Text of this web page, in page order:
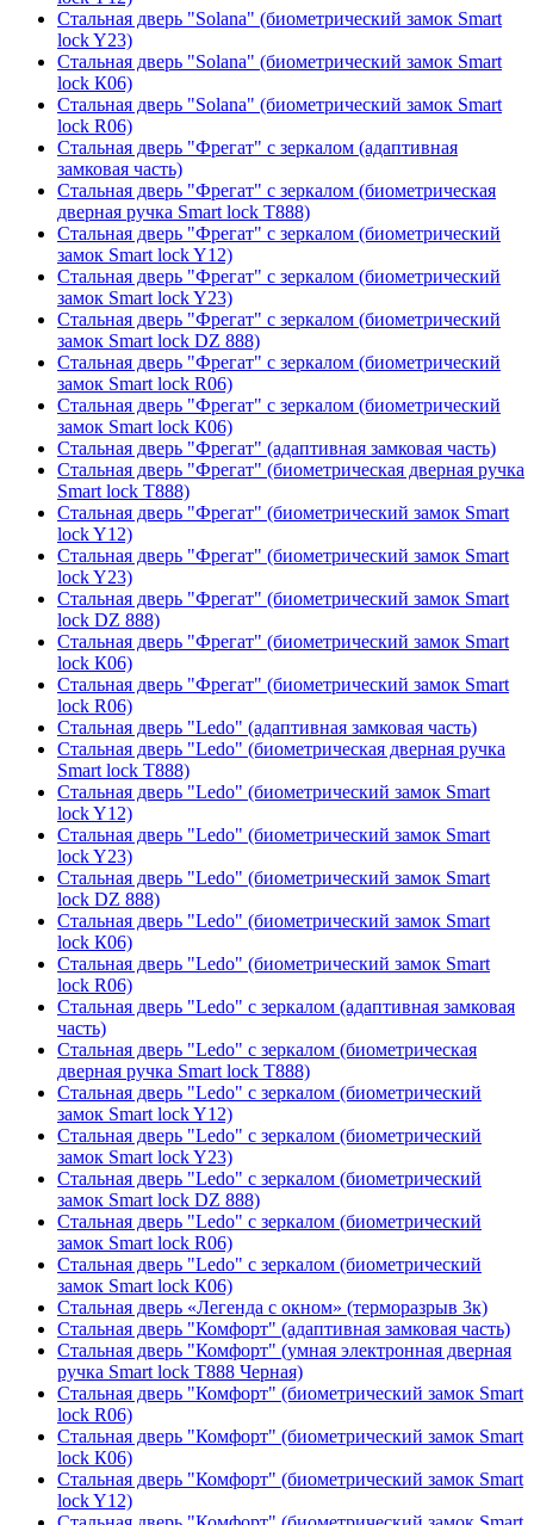
Стальная дверь "Solana" (биометрический замок Smart
lock Y23)
Стальная дверь "Solana" (биометрический замок Smart
lock К06)
Стальная дверь "Solana" (биометрический замок Smart
lock R06)
Стальная дверь "Фрегат" с зеркалом (адаптивная
замковая часть)
Стальная дверь "Фрегат" с зеркалом (биометрическая
дверная ручка Smart lock T888)
Стальная дверь "Фрегат" с зеркалом (биометрический
замок Smart lock Y12)
Стальная дверь "Фрегат" с зеркалом (биометрический
замок Smart lock Y23)
Стальная дверь "Фрегат" с зеркалом (биометрический
замок Smart lock DZ 888)
Стальная дверь "Фрегат" с зеркалом (биометрический
замок Smart lock R06)
Стальная дверь "Фрегат" с зеркалом (биометрический
замок Smart lock К06)
Стальная дверь "Фрегат" (адаптивная замковая часть)
Стальная дверь "Фрегат" (биометрическая дверная ручка
Smart lock T888)
Стальная дверь "Фрегат" (биометрический замок Smart
lock Y12)
Стальная дверь "Фрегат" (биометрический замок Smart
lock Y23)
Стальная дверь "Фрегат" (биометрический замок Smart
lock DZ 888)
Стальная дверь "Фрегат" (биометрический замок Smart
lock К06)
Стальная дверь "Фрегат" (биометрический замок Smart
lock R06)
Стальная дверь "Ledo" (адаптивная замковая часть)
Стальная дверь "Ledo" (биометрическая дверная ручка
Smart lock T888)
Стальная дверь "Ledo" (биометрический замок Smart
lock Y12)
Стальная дверь "Ledo" (биометрический замок Smart
lock Y23)
Стальная дверь "Ledo" (биометрический замок Smart
lock DZ 888)
Стальная дверь "Ledo" (биометрический замок Smart
lock К06)
Стальная дверь "Ledo" (биометрический замок Smart
lock R06)
Стальная дверь "Ledo" с зеркалом (адаптивная замковая
часть)
Стальная дверь "Ledo" с зеркалом (биометрическая
дверная ручка Smart lock T888)
Стальная дверь "Ledo" с зеркалом (биометрический
замок Smart lock Y12)
Стальная дверь "Ledo" с зеркалом (биометрический
замок Smart lock Y23)
Стальная дверь "Ledo" с зеркалом (биометрический
замок Smart lock DZ 888)
Стальная дверь "Ledo" с зеркалом (биометрический
замок Smart lock R06)
Стальная дверь "Ledo" с зеркалом (биометрический
замок Smart lock К06)
Стальная дверь «Легенда с окном» (терморазрыв 3к)
Стальная дверь "Комфорт" (адаптивная замковая часть)
Стальная дверь "Комфорт" (умная электронная дверная
ручка Smart lock T888 Черная)
Стальная дверь "Комфорт" (биометрический замок Smart
lock R06)
Стальная дверь "Комфорт" (биометрический замок Smart
lock К06)
Стальная дверь "Комфорт" (биометрический замок Smart
lock Y12)